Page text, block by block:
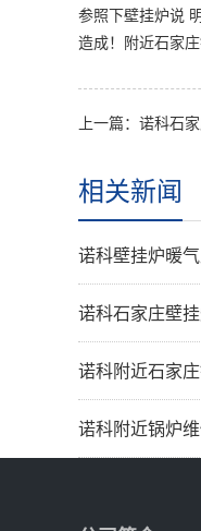
参照下壁挂炉说
造成！附近石家
相关新闻
诺科壁挂炉暖
诺科石家庄壁挂炉
诺科附近石家庄锅
诺科附近锅炉维修